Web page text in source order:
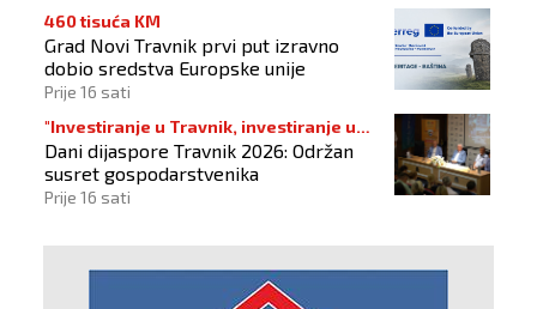
460 tisuća KM
Grad Novi Travnik prvi put izravno
dobio sredstva Europske unije
Prije 16 sati
"Investiranje u Travnik, investiranje u
budućnost"
Dani dijaspore Travnik 2026: Održan
susret gospodarstvenika
Prije 16 sati